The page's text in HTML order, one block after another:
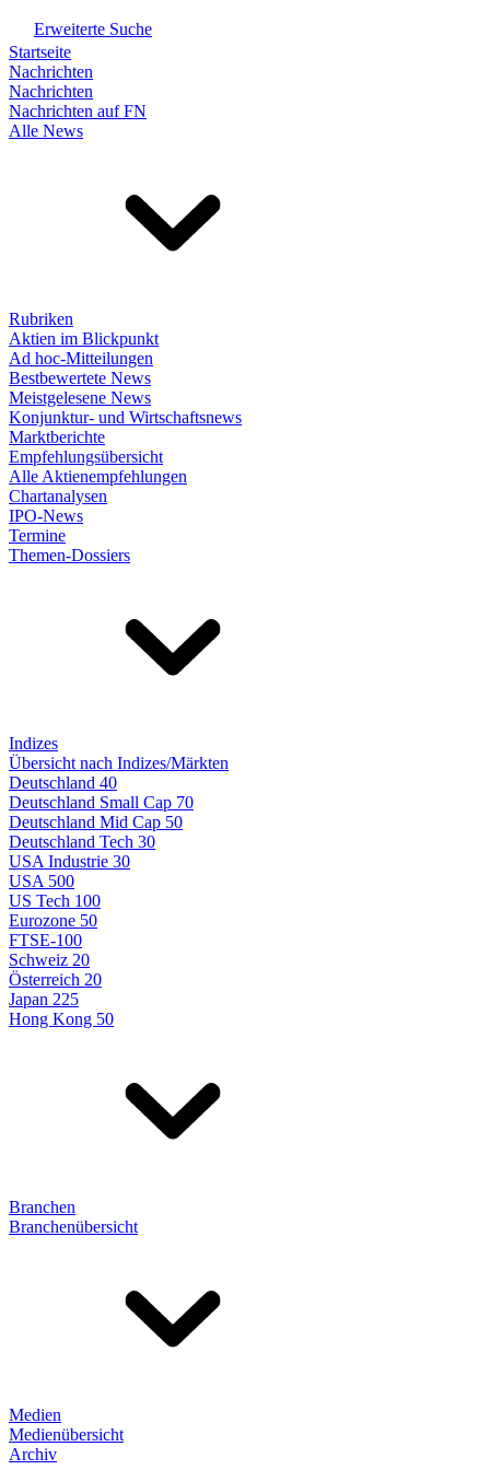
Erweiterte Suche
Startseite
Nachrichten
Nachrichten
Nachrichten auf FN
Alle News
Rubriken
Aktien im Blickpunkt
Ad hoc-Mitteilungen
Bestbewertete News
Meistgelesene News
Konjunktur- und Wirtschaftsnews
Marktberichte
Empfehlungsübersicht
Alle Aktienempfehlungen
Chartanalysen
IPO-News
Termine
Themen-Dossiers
Indizes
Übersicht nach Indizes/Märkten
Deutschland 40
Deutschland Small Cap 70
Deutschland Mid Cap 50
Deutschland Tech 30
USA Industrie 30
USA 500
US Tech 100
Eurozone 50
FTSE-100
Schweiz 20
Österreich 20
Japan 225
Hong Kong 50
Branchen
Branchenübersicht
Medien
Medienübersicht
Archiv